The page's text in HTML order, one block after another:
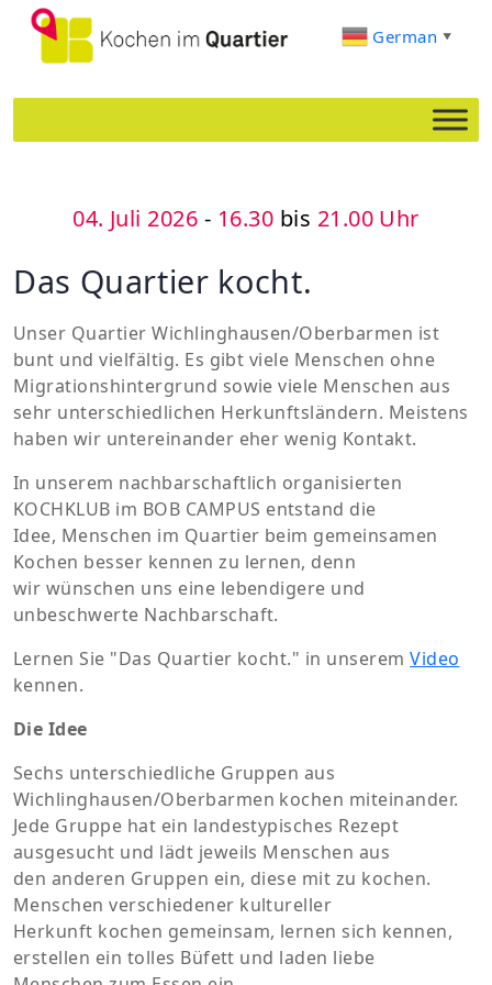
German ▼
04. Juli 2026 - 16.30 bis 21.00 Uhr
Das Quartier kocht.
Unser Quartier Wichlinghausen/Oberbarmen ist
bunt und vielfältig. Es gibt viele Menschen ohne
Migrationshintergrund sowie viele Menschen aus
sehr unterschiedlichen Herkunftsländern. Meistens
haben wir untereinander eher wenig Kontakt.
In unserem nachbarschaftlich organisierten
KOCHKLUB im BOB CAMPUS entstand die
Idee, Menschen im Quartier beim gemeinsamen
Kochen besser kennen zu lernen, denn
wir wünschen uns eine lebendigere und
unbeschwerte Nachbarschaft.
Lernen Sie "Das Quartier kocht." in unseremVideo
kennen.
Die Idee
Sechs unterschiedliche Gruppen aus
Wichlinghausen/Oberbarmen kochen miteinander.
Jede Gruppe hat ein landestypisches Rezept
ausgesucht und lädt jeweils Menschen aus
den anderen Gruppen ein, diese mit zu kochen.
Menschen verschiedener kultureller
Herkunft kochen gemeinsam, lernen sich kennen,
erstellen ein tolles Büfett und laden liebe